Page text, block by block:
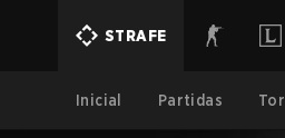
STRAFE
Inicial Partidas